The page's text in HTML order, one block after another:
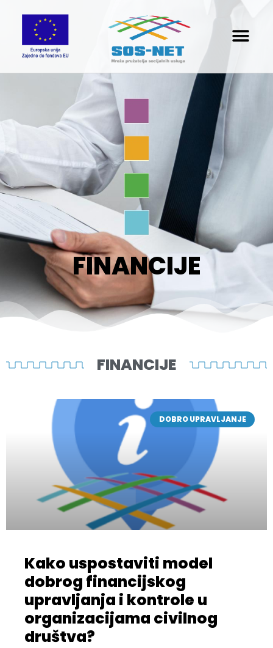
FINANCIJE
FINANCIJE
DOBRO UPRAVLJANJE
Kako uspostaviti model
dobrog financijskog
upravljanja i kontrole u
organizacijama civilnog
društva?